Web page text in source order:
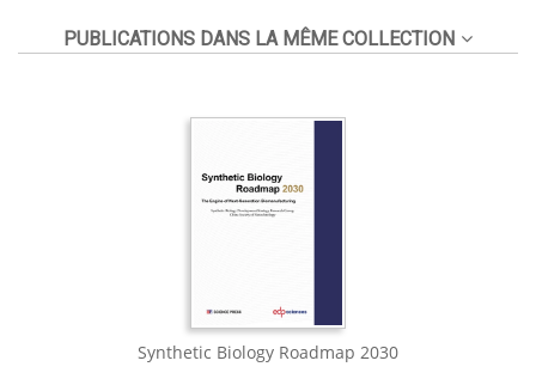
PUBLICATIONS DANS LA MÊME COLLECTION
Synthetic Biology Roadmap 2030